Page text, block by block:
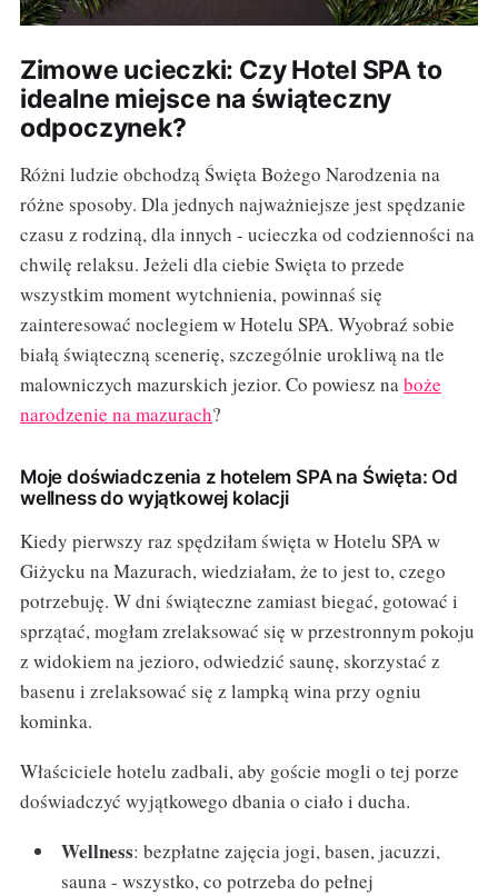
Zimowe ucieczki: Czy Hotel SPA to
idealne miejsce na świąteczny
odpoczynek?
Różni ludzie obchodzą Święta Bożego Narodzenia na
różne sposoby. Dla jednych najważniejsze jest spędzanie
czasu z rodziną, dla innych - ucieczka od codzienności na
chwilę relaksu. Jeżeli dla ciebie Swięta to przede
wszystkim moment wytchnienia, powinnaś się
zainteresować noclegiem w Hotelu SPA. Wyobraź sobie
białą świąteczną scenerię, szczególnie urokliwą na tle
malowniczych mazurskich jezior. Co powiesz naboże
narodzenie na mazurach?
Moje doświadczenia z hotelem SPA na Święta: Od
wellness do wyjątkowej kolacji
Kiedy pierwszy raz spędziłam święta w Hotelu SPA w
Giżycku na Mazurach, wiedziałam, że to jest to, czego
potrzebuję. W dni świąteczne zamiast biegać, gotować i
sprzątać, mogłam zrelaksować się w przestronnym pokoju
z widokiem na jezioro, odwiedzić saunę, skorzystać z
basenu i zrelaksować się z lampką wina przy ogniu
kominka.
Właściciele hotelu zadbali, aby goście mogli o tej porze
doświadczyć wyjątkowego dbania o ciało i ducha.
Wellness: bezpłatne zajęcia jogi, basen, jacuzzi,
sauna - wszystko, co potrzeba do pełnej